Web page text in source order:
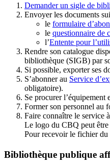
Demander un sigle de
Envoyer les documents
le formulaire
le questionnaire de
l’Entente pour
Rendre son catalogue
bibliothèque (SIGB) par
Si possible, exporter ses
S’abonner au Service
obligatoire).
Se procurer l’équipement
Former son personnel au
Faire connaître le service
Le logo du CBQ peut être
Pour recevoir le fichier du
Bibliothèque publique